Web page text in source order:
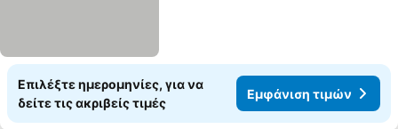
Επιλέξτε ημερομηνίες, για να
δείτε τις ακριβείς τιμές
Εμφάνιση τιμών